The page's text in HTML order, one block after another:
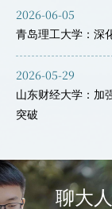
2026-06-05
青岛理工大学：深
2026-05-29
山东财经大学：加
突破
聊大
2026-
2026-
2026-